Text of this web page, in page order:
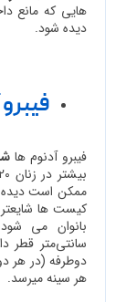
هایی که مانع
دیده شود.
فیبرو آدنوم ها
کیست ها
بانوان می
سانتی‌متر قطر
دوطرفه (در هر
هر سینه میرسد.